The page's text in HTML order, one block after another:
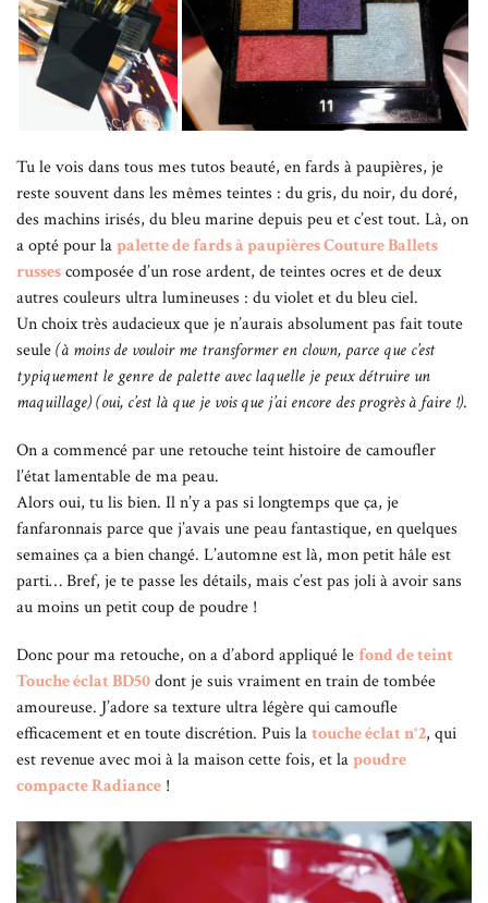
Tu le vois dans tous mes tutos beauté, en fards à paupières, je
reste souvent dans les mêmes teintes : du gris, du noir, du doré,
des machins irisés, du bleu marine depuis peu et c’est tout. Là, on
a opté pour la palette de fards à paupières Couture Ballets
russescomposée d’un rose ardent, de teintes ocres et de deux
autres couleurs ultra lumineuses : du violet et du bleu ciel.
Un choix très audacieux que je n’aurais absolument pas fait toute
seule(à moins de vouloir me transformer en clown, parce que c’est
typiquement le genre de palette avec laquelle je peux détruire un
maquillage) (oui, c’est là que je vois que j’ai encore des progrès à faire !).
On a commencé par une retouche teint histoire de camoufler
l’état lamentable de ma peau.
Alors oui, tu lis bien. Il n’y a pas si longtemps que ça, je
fanfaronnais parce que j’avais une peau fantastique, en quelques
semaines ça a bien changé. L’automne est là, mon petit hâle est
parti… Bref, je te passe les détails, mais c’est pas joli à avoir sans
au moins un petit coup de poudre !
Donc pour ma retouche, on a d’abord appliqué lefond de teint
Touche éclat BD50dont je suis vraiment en train de tombée
amoureuse. J’adore sa texture ultra légère qui camoufle
efficacement et en toute discrétion. Puis latouche éclat n°2, qui
est revenue avec moi à la maison cette fois, et la poudre
compacte Radiance !